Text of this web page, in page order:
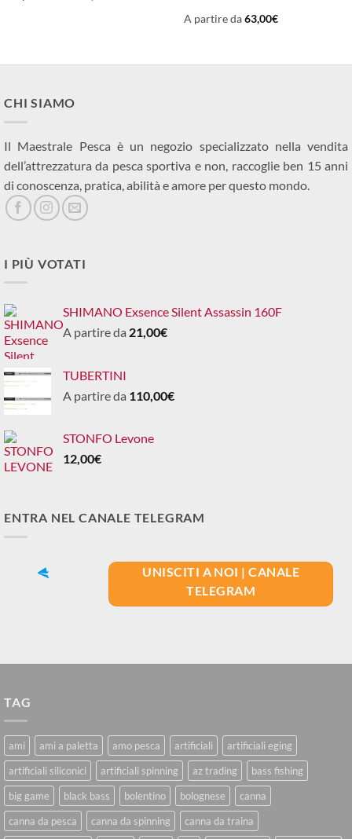
A partire da63,00€
CHI SIAMO
Il Maestrale Pesca è un negozio specializzato nella vendita
dell’attrezzatura da pesca sportiva e non, raccoglie ben 15 anni
di conoscenza, pratica, abilità e amore per questo mondo.
I PIÙ VOTATI
SHIMANO Exsence Silent Assassin 160F
A partire da 21,00€
TUBERTINI
A partire da 110,00€
STONFO Levone
12,00€
ENTRA NEL CANALE TELEGRAM
UNISCITI A NOI | CANALE
TELEGRAM
TAG
ami ami a paletta amo pesca artificiali
artificiali eging
artificiali siliconici
artificiali spinning az trading
bass fishing
big game
black bass bolentino bolognese
canna
canna da pesca
canna da spinning
canna da traina